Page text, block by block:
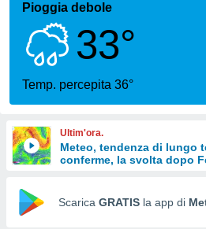
per
le
di
Web
Pioggia debole
33°
Temp. percepita 36°
Ultim'ora.
Meteo, tendenza di lungo
conferme, la svolta dopo
Scarica GRATIS la app di